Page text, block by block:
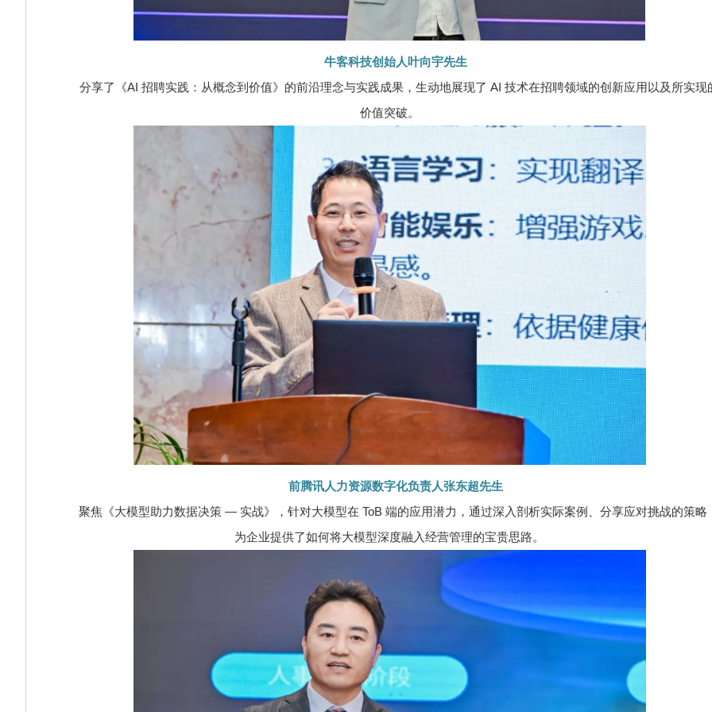
牛客科技创始人叶向宇先生
分享了《AI 招聘实践：从概念到价值》的前沿理念与实践成果，生动地展现了 AI 技术在招聘领域的创新应用以及所实现
价值突破。
前腾讯人力资源数字化负责人张东超先生
聚焦《大模型助力数据决策 — 实战》，针对大模型在 ToB 端的应用潜力，通过深入剖析实际案例、分享应对挑战的策略
为企业提供了如何将大模型深度融入经营管理的宝贵思路。